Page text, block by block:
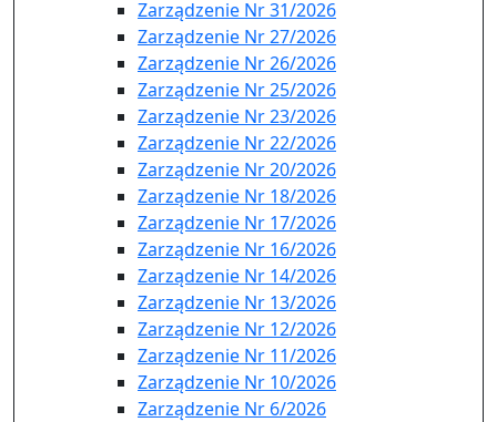
Zarządzenie Nr 31/2026
Zarządzenie Nr 27/2026
Zarządzenie Nr 26/2026
Zarządzenie Nr 25/2026
Zarządzenie Nr 23/2026
Zarządzenie Nr 22/2026
Zarządzenie Nr 20/2026
Zarządzenie Nr 18/2026
Zarządzenie Nr 17/2026
Zarządzenie Nr 16/2026
Zarządzenie Nr 14/2026
Zarządzenie Nr 13/2026
Zarządzenie Nr 12/2026
Zarządzenie Nr 11/2026
Zarządzenie Nr 10/2026
Zarządzenie Nr 6/2026